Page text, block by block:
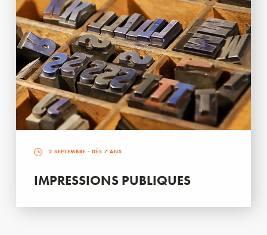
2 SEPTEMBRE - DÈS 7 ANS
IMPRESSIONS PUBLIQUES